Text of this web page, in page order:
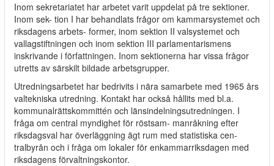
Inom sekretariatet har arbetet varit uppdelat på tre sektioner.
Inom sek- tion I har behandlats frågor om kammarsystemet och
riksdagens arbets- former, inom sektion II valsystemet och
vallagstiftningen och inom sektion III parlamentarismens
inskrivande i författningen. Inom sektionerna har vissa frågor
utretts av särskilt bildade arbetsgrupper.
Utredningsarbetet har bedrivits i nära samarbete med 1965 års
valtekniska utredning. Kontakt har också hållits med bl.a.
kommunalrättskommittén och länsindelningsutredningen. I
fråga om central myndighet för röstsam- manråkning efter
riksdagsval har överläggning ägt rum med statistiska cen-
tralbyrån och i fråga om lokaler för enkammarriksdagen med
riksdagens förvaltningskontor.